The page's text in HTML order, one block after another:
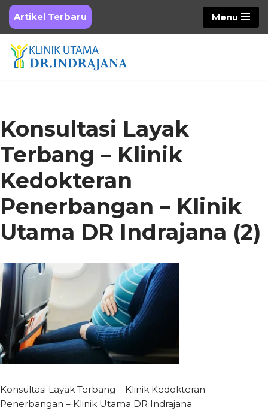
Skip
to
content
Artikel Terbaru Menu
Konsultasi Layak
Terbang – Klinik
Kedokteran
Penerbangan – Klinik
Utama DR Indrajana (2)
Konsultasi Layak Terbang – Klinik Kedokteran
Penerbangan – Klinik Utama DR Indrajana